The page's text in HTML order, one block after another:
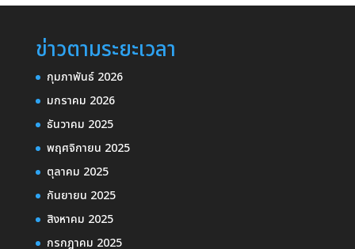
ข่าวตามระยะเวลา
กุมภาพันธ์ 2026
มกราคม 2026
ธันวาคม 2025
พฤศจิกายน 2025
ตุลาคม 2025
กันยายน 2025
สิงหาคม 2025
กรกฎาคม 2025